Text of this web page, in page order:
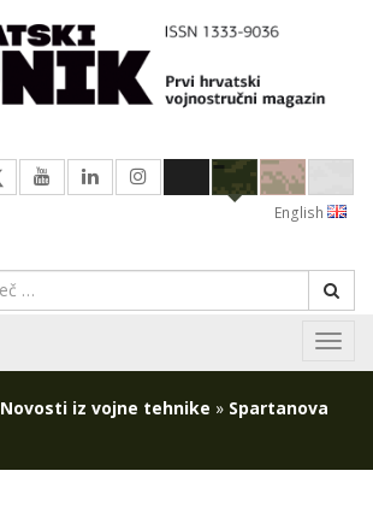
English
Novosti iz vojne tehnike » Spartanova